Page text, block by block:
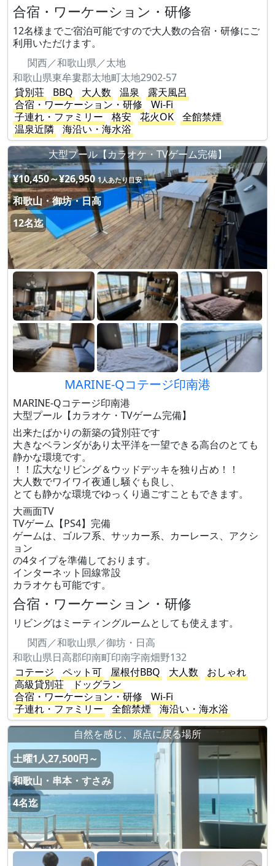
合宿・ワーケーション・研修
12名様までご宿泊可能ですので大人数の合宿・研修にご
利用いただけます。
関西／和歌山県／太地
和歌山県東牟婁郡太地町太地2902-57
貸別荘
BBQ 大人数 温泉
露天風呂
合宿・ワーケーション・研修
Wi-Fi
子連れ・ファミリー
格安 花火OK
全館禁煙
温泉近隣
海沿い・海水浴
大型プール【カラオケ・TVゲーム完備】
¥10,450～¥26,950 1人あたり目安
和歌山・御坊・日高
12名迄
MARINE-Qコテージ印南港
MARINE-Qコテージ印南港
大型プール【カラオケ・TVゲーム完備】
出来たばかりの新築の貸別荘です
大きなベランダがあり太平洋を一望できる高台のとても
静かな環境です。
！！広大なリビング＆ウッドデッキを独り占め！！
大人数でワイワイ夜通し騒ぐも良し、
とても静かな環境でゆっくり過ごすこともできます。
大画面TV
TVゲーム【PS4】完備
ゲームは、ゴルフ系、サッカー系、カーレース、アクシ
ョン
の4タイプを準備しております。
インターネット回線常設
カラオケも可能です。
合宿・ワーケーション・研修
リビングはミーティングルームとしても使えます。
関西／和歌山県／御坊・日高
和歌山県日高郡印南町印南字南畑野132
コテージ
ペット可 屋根付BBQ 大人数
おしゃれ
高級貸別荘
ドッグラン
合宿・ワーケーション・研修
Wi-Fi
子連れ・ファミリー
全館禁煙
海沿い・海水浴
​自然を感じ、原点に戻る場所
土曜1人27,500円～
和歌山・串本・すさみ
4名迄